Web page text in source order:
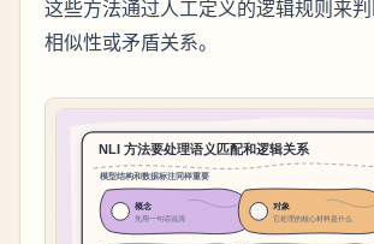
这些方法通过人工定义的逻辑规则来
相似性或矛盾关系。